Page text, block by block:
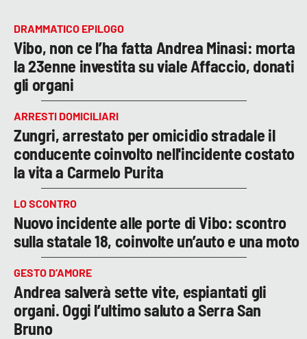
DRAMMATICO EPILOGO
Vibo, non ce l’ha fatta Andrea Minasi: morta
la 23enne investita su viale Affaccio, donati
gli organi
ARRESTI DOMICILIARI
Zungri, arrestato per omicidio stradale il
conducente coinvolto nell'incidente costato
la vita a Carmelo Purita
LO SCONTRO
Nuovo incidente alle porte di Vibo: scontro
sulla statale 18, coinvolte un’auto e una moto
GESTO D’AMORE
Andrea salverà sette vite, espiantati gli
organi. Oggi l’ultimo saluto a Serra San
Bruno